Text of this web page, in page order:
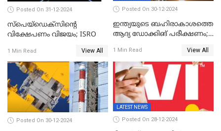
Posted On 31-12-2024
സ്‌പെയ്‌ഡെക്‌സിൻ്റെ
വിക്ഷേപണം വിജയം; ISRO
1 Min Read View All
Posted On 30-12-2024
ഇന്ത്യയുടെ ബഹിരാകാശത്തെ
ആദ്യ ഡോക്കിങ് പരീക്ഷണം;
വിജയം
1 Min Read View All
Posted On 30-12-2024
LATEST NEWS
Posted On 28-12-2024